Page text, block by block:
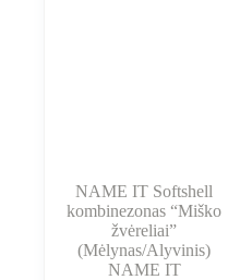
NAME IT Softshell
kombinezonas “Miško
žvėreliai”
(Mėlynas/Alyvinis)
NAME IT